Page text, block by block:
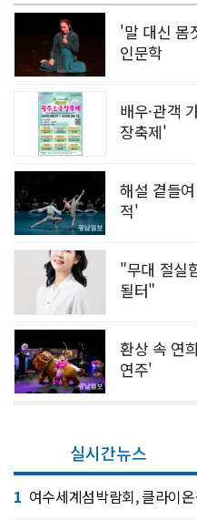
'말 대신 몸
인문학
배우·관객
장축제'
해설 곁들
적'
"무대 절실
될터"
환상 속 연
연주'
실시간뉴스
1 여수세계섬박람회, 클라이